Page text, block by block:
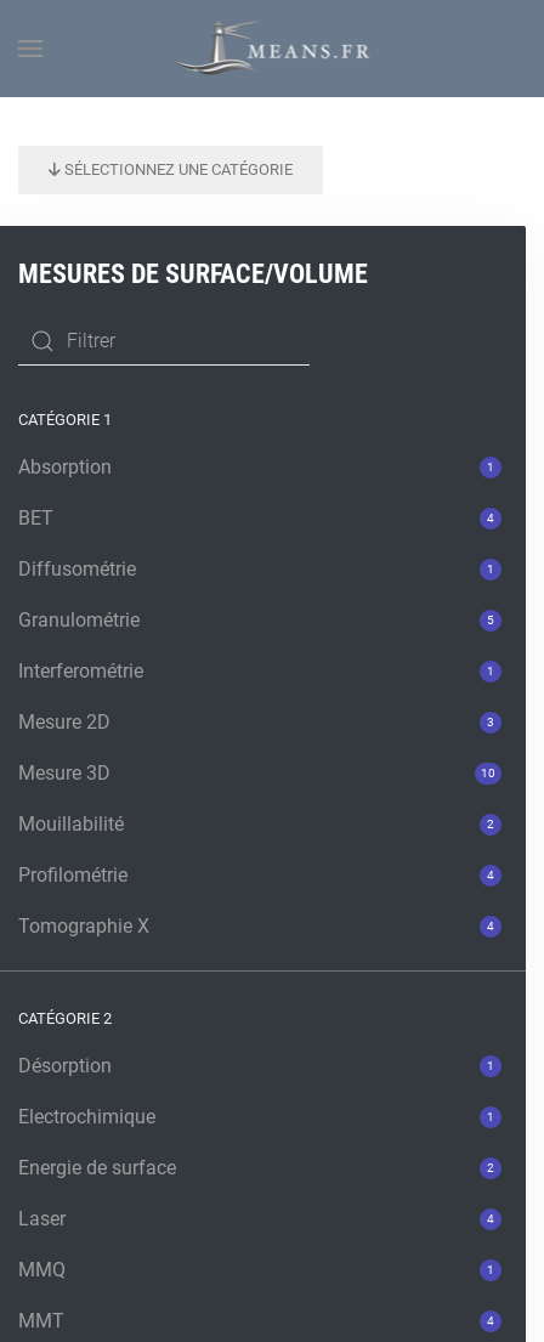
SÉLECTIONNEZ UNE CATÉGORIE
MESURES DE SURFACE/VOLUME
CATÉGORIE 1
Absorption 1
BET 4
Diffusométrie 1
Granulométrie 5
Interferométrie 1
Mesure 2D 3
Mesure 3D 10
Mouillabilité 2
Profilométrie 4
Tomographie X 4
CATÉGORIE 2
Désorption 1
Electrochimique 1
Energie de surface 2
Laser 4
MMQ 1
MMT 4